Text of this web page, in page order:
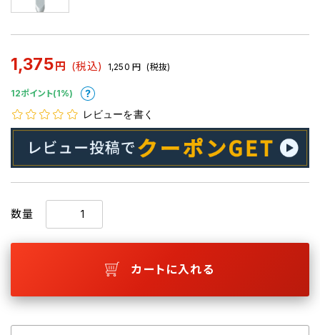
1,375 円 (税込) 1,250 円 (税抜)
12ポイント(1%)
レビューを書く
数量
カートに入れる